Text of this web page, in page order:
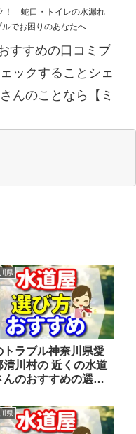
！ 蛇口・トイレの水漏れ
ルでお困りのあなたへ
すすめの口コミブ
ックすることシェ
んのことなら【ミ
県
トラブル神奈川県愛
清川村の 近くの水道
んのおすすめの選び
県